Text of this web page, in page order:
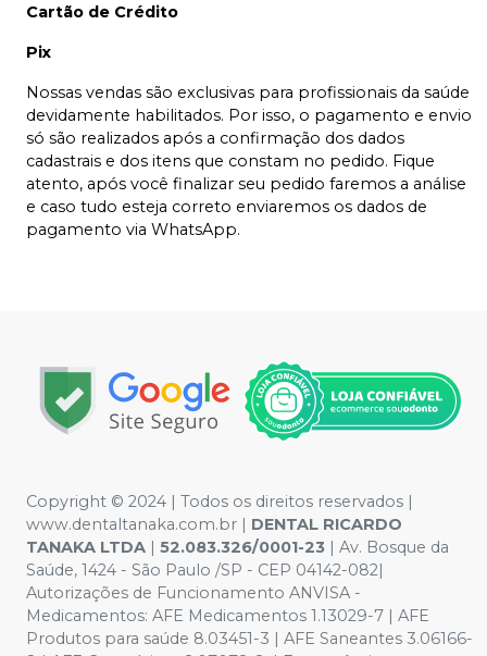
Cartão de Crédito
Pix
Nossas vendas são exclusivas para profissionais da saúde
devidamente habilitados. Por isso, o pagamento e envio
só são realizados após a confirmação dos dados
cadastrais e dos itens que constam no pedido. Fique
atento, após você finalizar seu pedido faremos a análise
e caso tudo esteja correto enviaremos os dados de
pagamento via WhatsApp.
Copyright © 2024 | Todos os direitos reservados |
www.dentaltanaka.com.br | DENTAL RICARDO
TANAKA LTDA | 52.083.326/0001-23 | Av. Bosque da
Saúde, 1424 - São Paulo /SP - CEP 04142-082|
Autorizações de Funcionamento ANVISA -
Medicamentos: AFE Medicamentos 1.13029-7 | AFE
Produtos para saúde 8.03451-3 | AFE Saneantes 3.06166-